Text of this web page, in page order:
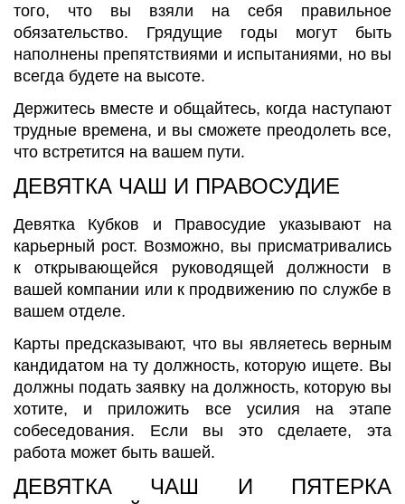
того, что вы взяли на себя правильное
обязательство. Грядущие годы могут быть
наполнены препятствиями и испытаниями, но вы
всегда будете на высоте.
Держитесь вместе и общайтесь, когда наступают
трудные времена, и вы сможете преодолеть все,
что встретится на вашем пути.
ДЕВЯТКА ЧАШ И ПРАВОСУДИЕ
Девятка Кубков и Правосудие указывают на
карьерный рост. Возможно, вы присматривались
к открывающейся руководящей должности в
вашей компании или к продвижению по службе в
вашем отделе.
Карты предсказывают, что вы являетесь верным
кандидатом на ту должность, которую ищете. Вы
должны подать заявку на должность, которую вы
хотите, и приложить все усилия на этапе
собеседования. Если вы это сделаете, эта
работа может быть вашей.
ДЕВЯТКА ЧАШ И ПЯТЕРКА